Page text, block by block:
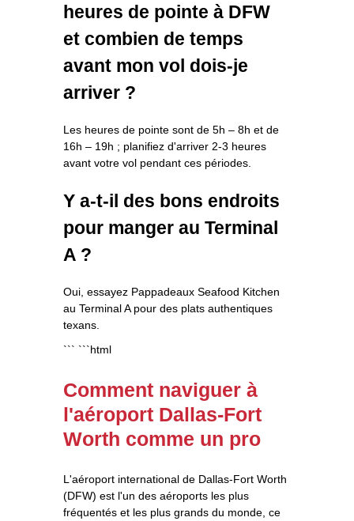
heures de pointe à DFW
et combien de temps
avant mon vol dois-je
arriver ?
Les heures de pointe sont de 5h – 8h et de
16h – 19h ; planifiez d'arriver 2-3 heures
avant votre vol pendant ces périodes.
Y a-t-il des bons endroits
pour manger au Terminal
A ?
Oui, essayez Pappadeaux Seafood Kitchen
au Terminal A pour des plats authentiques
texans.
``` ```html
Comment naviguer à
l'aéroport Dallas-Fort
Worth comme un pro
L'aéroport international de Dallas-Fort Worth
(DFW) est l'un des aéroports les plus
fréquentés et les plus grands du monde, ce